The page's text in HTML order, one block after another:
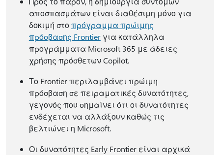
αποσπασμάτων είναι διαθέσιμη μόνο για
δοκιμή στοπρόγραμμα πρώιμης
πρόσβασης Frontierγια κατάλληλα
προγράμματα Microsoft 365 με άδειες
χρήσης πρόσθετων Copilot.
Το Frontier περιλαμβάνει πρώιμη
πρόσβαση σε πειραματικές δυνατότητες,
γεγονός που σημαίνει ότι οι δυνατότητες
ενδέχεται να αλλάξουν καθώς τις
βελτιώνει η Microsoft.
Οι δυνατότητες Early Frontier είναι αρχικά